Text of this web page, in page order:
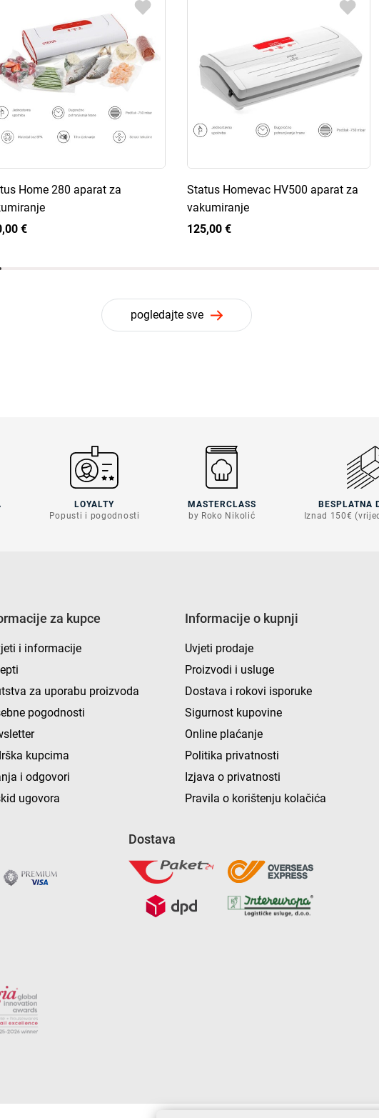
Home 280 aparat za
€
Status Homevac HV500 aparat za
vakumiranje
125,00 €
pogledajte sve
LOYALTY
Popusti i pogodnosti
MASTERCLASS
by Roko Nikolić
BESPLATNA
Iznad 150€
za kupce
i informacije
za uporabu proizvoda
pogodnosti
kupcima
i odgovori
ugovora
Informacije o kupnji
Uvjeti prodaje
Proizvodi i usluge
Dostava i rokovi isporuke
Sigurnost kupovine
Online plaćanje
Politika privatnosti
Izjava o privatnosti
Pravila o korištenju kolačića
Dostava